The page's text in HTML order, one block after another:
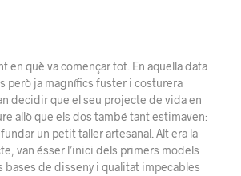
en què va començar tot. En aquella data
però ja magnífics fuster i costurera
decidir que el seu projecte de vida en
allò que els dos també tant estimaven:
un petit taller artesanal. Alt era la
van ésser l’inici dels primers models
bases de disseny i qualitat impecables